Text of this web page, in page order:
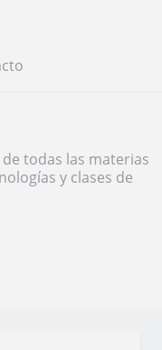
todas las materias
y clases de